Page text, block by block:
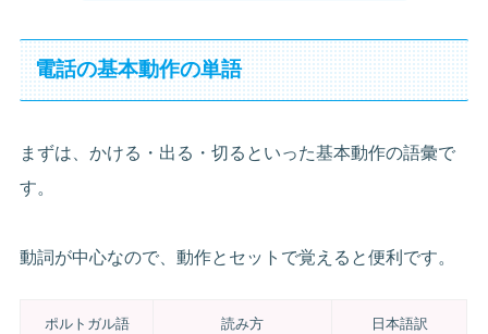
電話の基本動作の単語
まずは、かける・出る・切るといった基本動作の語彙で
す。
動詞が中心なので、動作とセットで覚えると便利です。
ポルトガル語 読み方 日本語訳